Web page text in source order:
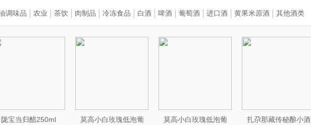
陇宝当归醋250ml
莫高小白玫瑰低泡葡
莫高小白玫瑰低泡葡
扎尕那藏传秘酿小酒
调味品 农业 茶饮 肉制品 冷冻食品 白酒 啤酒 葡萄酒 进口酒 黄果米原酒 其他酒类